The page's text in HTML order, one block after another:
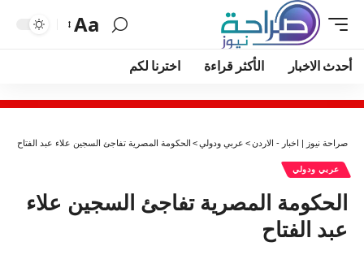
Aa
أحدث الاخبار الأكثر قراءة اخترنا لكم
صراحة نيوز | اخبار - الاردن> عربي ودولي> الحكومة المصرية تفاجئ السجين علاء عبد الفتاح
عربي ودولي
الحكومة المصرية تفاجئ السجين علاء
عبد الفتاح